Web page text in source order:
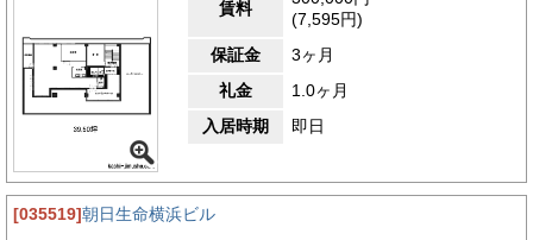
賃料
(7,595円)
保証金
3ヶ月
礼金
1.0ヶ月
入居時期
即日
[035519]朝日生命横浜ビル